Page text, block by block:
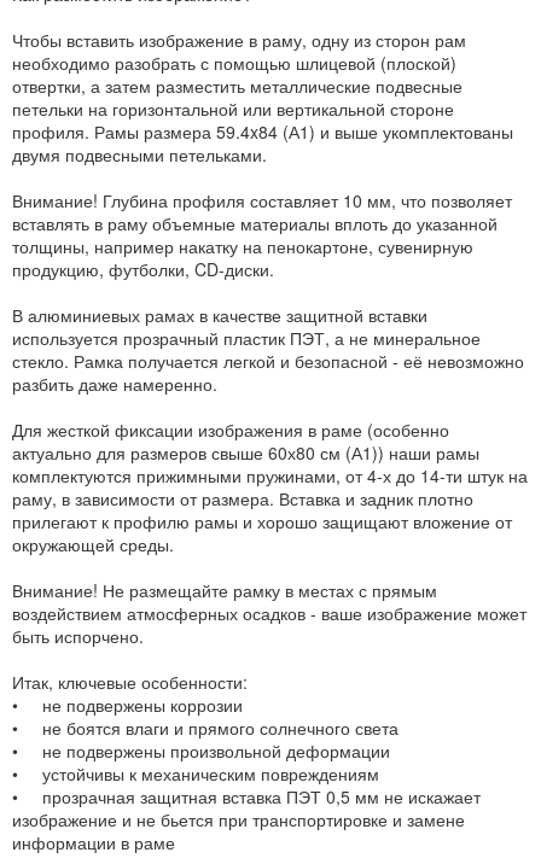
Чтобы вставить изображение в раму, одну из сторон рам
необходимо разобрать с помощью шлицевой (плоской)
отвертки, а затем разместить металлические подвесные
петельки на горизонтальной или вертикальной стороне
профиля. Рамы размера 59.4x84 (А1) и выше укомплектованы
двумя подвесными петельками.
Внимание! Глубина профиля составляет 10 мм, что позволяет
вставлять в раму объемные материалы вплоть до указанной
толщины, например накатку на пенокартоне, сувенирную
продукцию, футболки, CD-диски.
В алюминиевых рамах в качестве защитной вставки
используется прозрачный пластик ПЭТ, а не минеральное
стекло. Рамка получается легкой и безопасной - её невозможно
разбить даже намеренно.
Для жесткой фиксации изображения в раме (особенно
актуально для размеров свыше 60х80 см (А1)) наши рамы
комплектуются прижимными пружинами, от 4-х до 14-ти штук на
раму, в зависимости от размера. Вставка и задник плотно
прилегают к профилю рамы и хорошо защищают вложение от
окружающей среды.
Внимание! Не размещайте рамку в местах с прямым
воздействием атмосферных осадков - ваше изображение может
быть испорчено.
Итак, ключевые особенности:
• не подвержены коррозии
• не боятся влаги и прямого солнечного света
• не подвержены произвольной деформации
• устойчивы к механическим повреждениям
• прозрачная защитная вставка ПЭТ 0,5 мм не искажает
изображение и не бьется при транспортировке и замене
информации в раме